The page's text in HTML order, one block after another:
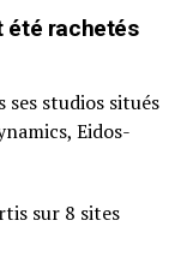
été rachetés
ses studios situés
Eidos-
sur 8 sites